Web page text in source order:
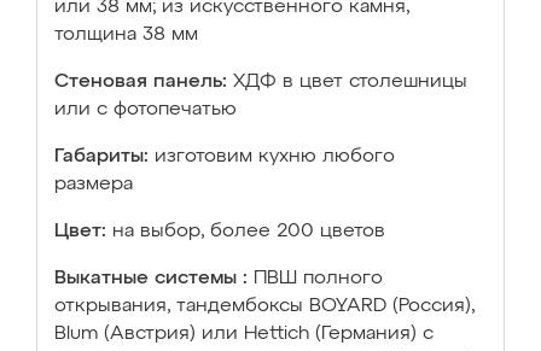
или 38 мм; из искусственного камня,
толщина 38 мм
Стеновая панель: ХДФ в цвет столешницы
или с фотопечатью
Габариты: изготовим кухню любого
размера
Цвет: на выбор, более 200 цветов
Выкатные системы :
ПВШ полного
открывания, тандембоксы BOYARD (Россия),
Blum (Австрия) или Hettich (Германия) с